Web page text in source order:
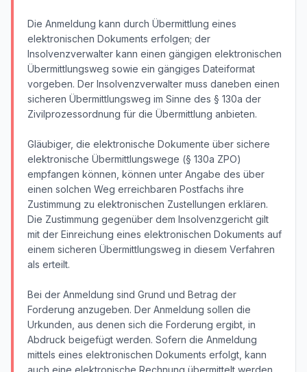
Die Anmeldung kann durch Übermittlung eines
elektronischen Dokuments erfolgen; der
Insolvenzverwalter kann einen gängigen elektronischen
Übermittlungsweg sowie ein gängiges Dateiformat
vorgeben. Der Insolvenzverwalter muss daneben einen
sicheren Übermittlungsweg im Sinne des § 130a der
Zivilprozessordnung für die Übermittlung anbieten.
Gläubiger, die elektronische Dokumente über sichere
elektronische Übermittlungswege (§ 130a ZPO)
empfangen können, können unter Angabe des über
einen solchen Weg erreichbaren Postfachs ihre
Zustimmung zu elektronischen Zustellungen erklären.
Die Zustimmung gegenüber dem Insolvenzgericht gilt
mit der Einreichung eines elektronischen Dokuments auf
einem sicheren Übermittlungsweg in diesem Verfahren
als erteilt.
Bei der Anmeldung sind Grund und Betrag der
Forderung anzugeben. Der Anmeldung sollen die
Urkunden, aus denen sich die Forderung ergibt, in
Abdruck beigefügt werden. Sofern die Anmeldung
mittels eines elektronischen Dokuments erfolgt, kann
auch eine elektronische Rechnung übermittelt werden.